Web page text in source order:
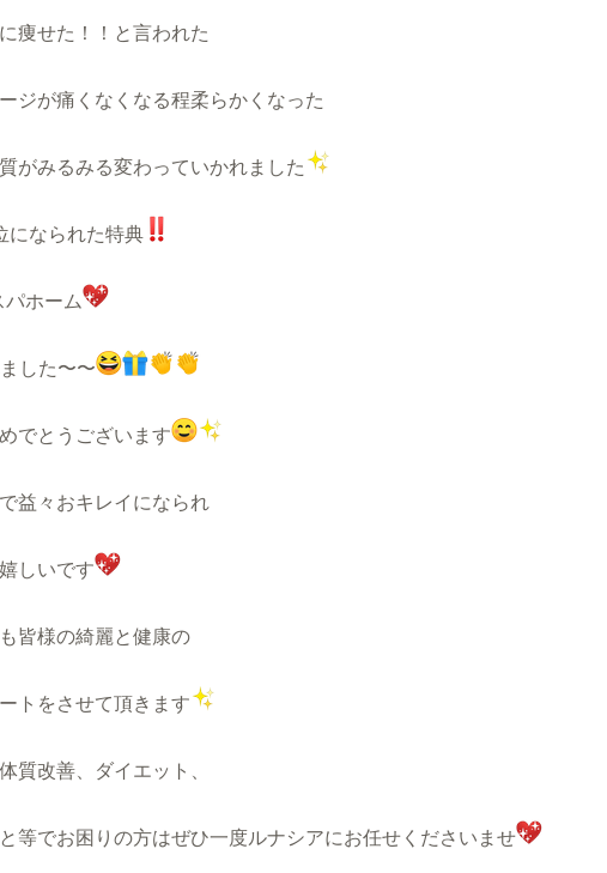
痩せた！！と言われた
ジが痛くなくなる程柔らかくなった
がみるみる変わっていかれました
になられた特典
パホーム
した〜〜
でとうございます
益々おキレイになられ
しいです
皆様の綺麗と健康の
トをさせて頂きます
質改善、ダイエット、
等でお困りの方はぜひ一度ルナシアにお任せくださいませ